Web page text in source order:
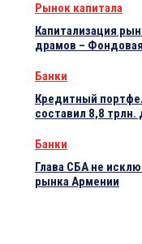
Рынок капитала
Капитализация
драмов –
Банки
Кредитный
составил 8,8
Банки
Глава СБА не
рынка Армении